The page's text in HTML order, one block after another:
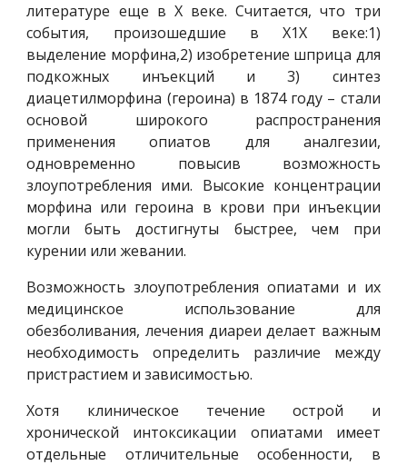
литературе еще в Х веке. Считается, что три
события, произошедшие в Х1Х веке:1)
выделение морфина,2) изобретение шприца для
подкожных инъекций и 3) синтез
диацетилморфина (героина) в 1874 году – стали
основой широкого распространения
применения опиатов для аналгезии,
одновременно повысив возможность
злоупотребления ими. Высокие концентрации
морфина или героина в крови при инъекции
могли быть достигнуты быстрее, чем при
курении или жевании.
Возможность злоупотребления опиатами и их
медицинское использование для
обезболивания, лечения диареи делает важным
необходимость определить различие между
пристрастием и зависимостью.
Хотя клиническое течение острой и
хронической интоксикации опиатами имеет
отдельные отличительные особенности, в